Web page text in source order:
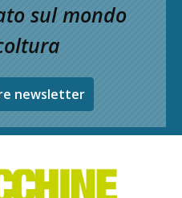
sul mondo
newsletter